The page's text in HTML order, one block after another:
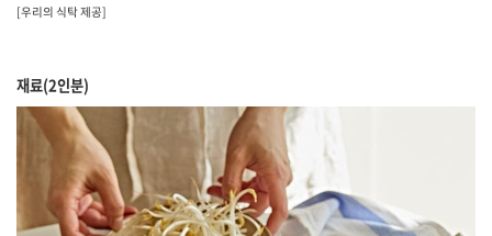
[우리의 식탁 제공]
재료(2인분)